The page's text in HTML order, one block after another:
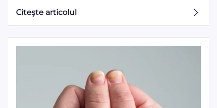
Citeşte articolul